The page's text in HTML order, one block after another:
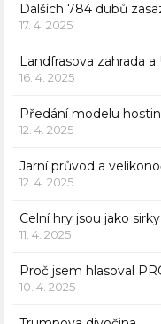
Dalších 784 dubů
17. 4. 2025
Landfrasova zahrada
16. 4. 2025
Předání modelu
12. 4. 2025
Jarní průvod a
12. 4. 2025
Celní hry jsou jako
11. 4. 2025
Proč jsem hlasoval
10. 4. 2025